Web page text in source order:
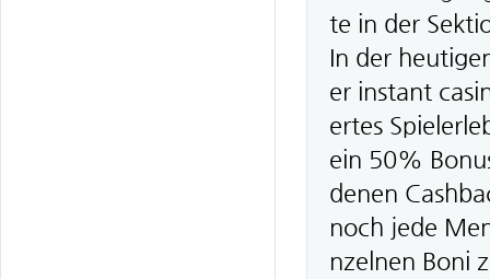
te in der
In der
er instant
ertes
ein 50%
denen
noch jede
nzelnen Boni